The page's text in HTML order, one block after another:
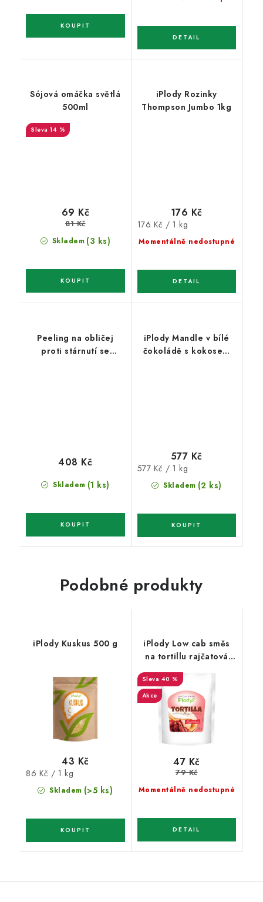
Sójová omáčka světlá
500ml
14 %
Skladem (3 ks)
69 Kč
81 Kč
iPlody Rozinky
Thompson Jumbo 1kg
Momentálně nedostupné
176 Kč
Měrná
cena:
176 Kč / 1 kg
Peeling na obličej
proti stárnutí se
Skladem (1 ks)
408 Kč
iPlody Mandle v bílé
čokoládě s kokosem
Skladem (2 ks)
577 Kč
Měrná
cena:
577 Kč / 1 kg
Podobné produkty
iPlody Kuskus 500 g
Skladem (>5 ks)
43 Kč
Měrná
cena:
86 Kč / 1 kg
iPlody Low cab směs
na tortillu rajčatová
40 %
Akce
Momentálně nedostupné
47 Kč
79 Kč